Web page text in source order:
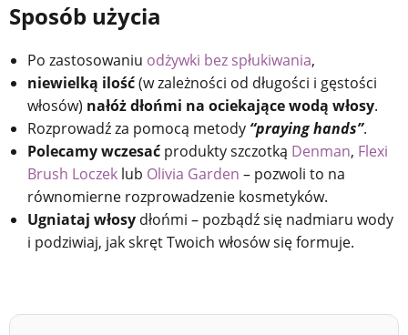
Sposób użycia
Po zastosowaniu odżywki bez spłukiwania,
niewielką ilość(w zależności od długości i gęstości
włosów) nałóż dłońmi na ociekające wodą włosy.
Rozprowadź za pomocą metody “praying hands”.
Polecamy wczesać produkty szczotką Denman, Flexi
Brush Loczek lub Olivia Garden – pozwoli to na
równomierne rozprowadzenie kosmetyków.
Ugniataj włosy dłońmi – pozbądź się nadmiaru wody
i podziwiaj, jak skręt Twoich włosów się formuje.